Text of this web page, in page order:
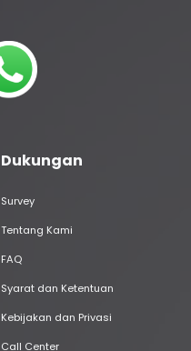
Dukungan
Survey
Tentang Kami
FAQ
Syarat dan Ketentuan
Kebijakan dan Privasi
Call Center